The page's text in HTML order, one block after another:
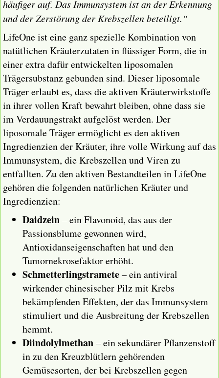
häufiger auf. Das Immunsystem ist an der Erkennung
und der Zerstörung der Krebszellen beteiligt.“
LifeOne ist eine ganz spezielle Kombination von
natütlichen Kräuterzutaten in flüssiger Form, die in
einer extra dafür entwickelten liposomalen
Trägersubstanz gebunden sind. Dieser liposomale
Träger erlaubt es, dass die aktiven Kräuterwirkstoffe
in ihrer vollen Kraft bewahrt bleiben, ohne dass sie
im Verdauungstrakt aufgelöst werden. Der
liposomale Träger ermöglicht es den aktiven
Ingredienzien der Kräuter, ihre volle Wirkung auf das
Immunsystem, die Krebszellen und Viren zu
entfallten. Zu den aktiven Bestandteilen in LifeOne
gehören die folgenden natürlichen Kräuter und
Ingredienzien:
Daidzein– ein Flavonoid, das aus der
Passionsblume gewonnen wird,
Antioxidanseigenschaften hat und den
Tumornekrosefaktor erhöht.
Schmetterlingstramete– ein antiviral
wirkender chinesischer Pilz mit Krebs
bekämpfenden Effekten, der das Immunsystem
stimuliert und die Ausbreitung der Krebszellen
hemmt.
Diindolylmethan– ein sekundärer Pflanzenstoff
in zu den Kreuzblütlern gehörenden
Gemüsesorten, der bei Krebszellen gegen